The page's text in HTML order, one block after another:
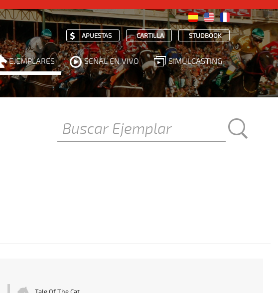
APUESTAS CARTILLA STUDBOOK
EJEMPLARES SEÑAL EN VIVO SIMULCASTING